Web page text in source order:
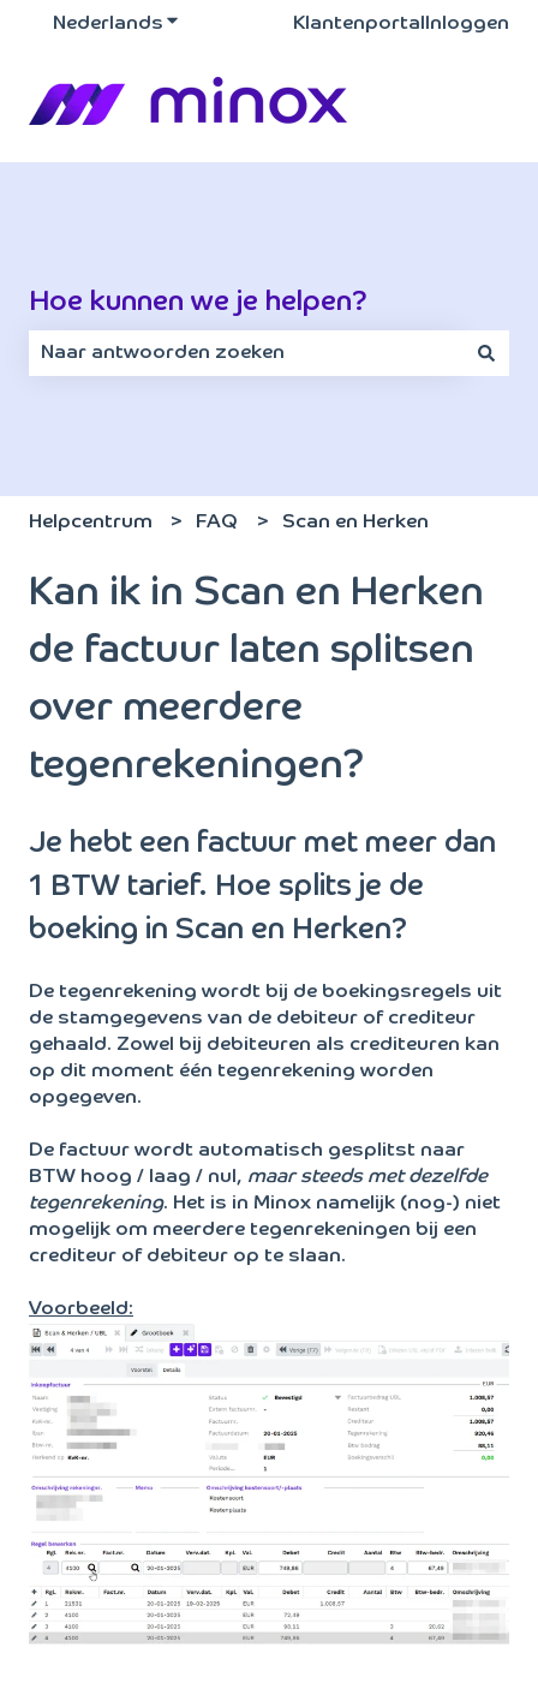
Nederlands Submenu tonen voor vertalingen
Klantenportal Inloggen
Hoe kunnen we je helpen?
Helpcentrum FAQ Scan en Herken
Kan ik in Scan en Herken
de factuur laten splitsen
over meerdere
tegenrekeningen?
Je hebt een factuur met meer dan
1 BTW tarief. Hoe splits je de
boeking in Scan en Herken?
De tegenrekening wordt bij de boekingsregels uit
de stamgegevens van de debiteur of crediteur
gehaald. Zowel bij debiteuren als crediteuren kan
op dit moment één tegenrekening worden
opgegeven.
De factuur wordt automatisch gesplitst naar
BTW hoog / laag / nul, maar steeds met dezelfde
tegenrekening. Het is in Minox namelijk (nog-) niet
mogelijk om meerdere tegenrekeningen bij een
crediteur of debiteur op te slaan.
Voorbeeld: